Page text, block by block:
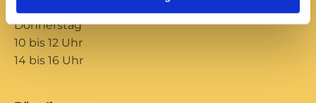
Donnerstag
10 bis 12 Uhr
14 bis 16 Uhr